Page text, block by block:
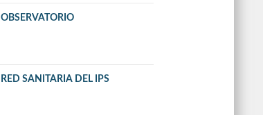
OBSERVATORIO
RED SANITARIA DEL IPS